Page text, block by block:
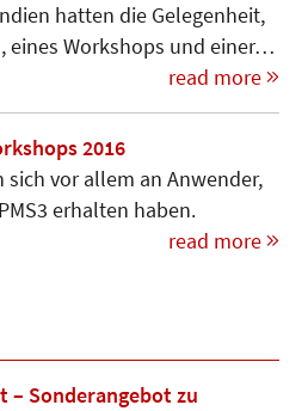
hatten die Gelegenheit,
eines Workshops und einer…
read more
2016
sich vor allem an Anwender,
erhalten haben.
read more
– Sonderangebot zu